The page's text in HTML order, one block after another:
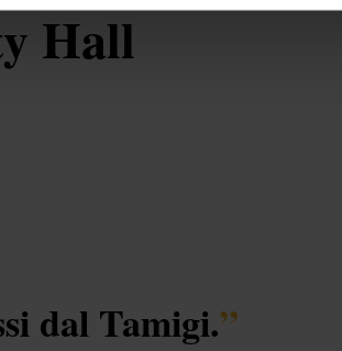
Hall
dal Tamigi.”